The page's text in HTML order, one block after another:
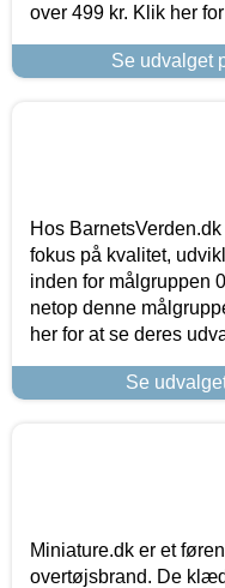
over 499 kr. Klik her
Se udvalget
Hos
fokus på kvalitet,
inden for målgruppen
netop denne
her for at se deres
Se
Miniature.dk er et
overtøjsbrand. De